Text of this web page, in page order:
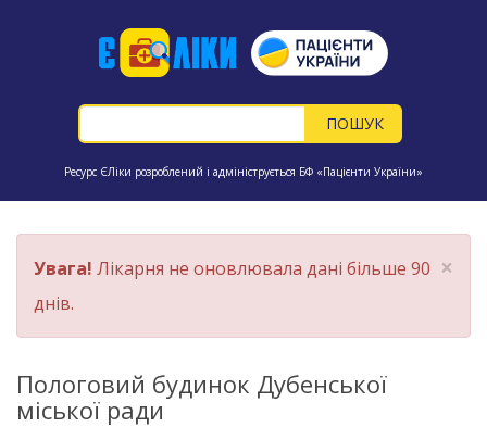
Ресурс ЄЛіки розроблений і адмініструється БФ «Пацієнти України»
×
Увага! Лікарня не оновлювала дані більше 90
днів.
Пологовий будинок Дубенської
міської ради